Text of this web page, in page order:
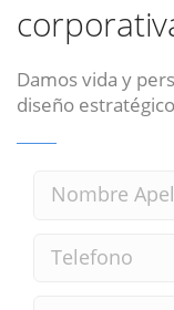
Damos vida y
diseño